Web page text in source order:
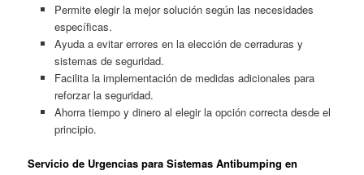
Permite elegir la mejor solución según las necesidades
específicas.
Ayuda a evitar errores en la elección de cerraduras y
sistemas de seguridad.
Facilita la implementación de medidas adicionales para
reforzar la seguridad.
Ahorra tiempo y dinero al elegir la opción correcta desde el
principio.
Servicio de Urgencias para Sistemas Antibumping en